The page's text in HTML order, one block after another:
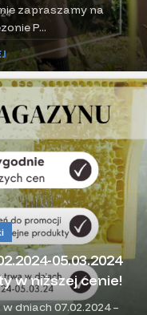
zapraszamy na
P...
05.03.2024
w niższej cenie!
dniach 07.02.2024 –